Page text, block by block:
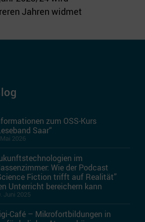
Jahren widmet
zum OSS-Kurs
Saar“
2026
im
Wie der Podcast
Fiction trifft auf Realität”
Unterricht bereichern kann
Juni 2025
Café – Mikrofortbildungen in